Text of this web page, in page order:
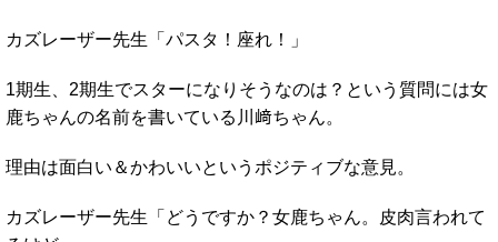
カズレーザー先生「パスタ！座れ！」
1期生、2期生でスターになりそうなのは？という質問には女
鹿ちゃんの名前を書いている川﨑ちゃん。
理由は面白い＆かわいいというポジティブな意見。
カズレーザー先生「どうですか？女鹿ちゃん。皮肉言われて